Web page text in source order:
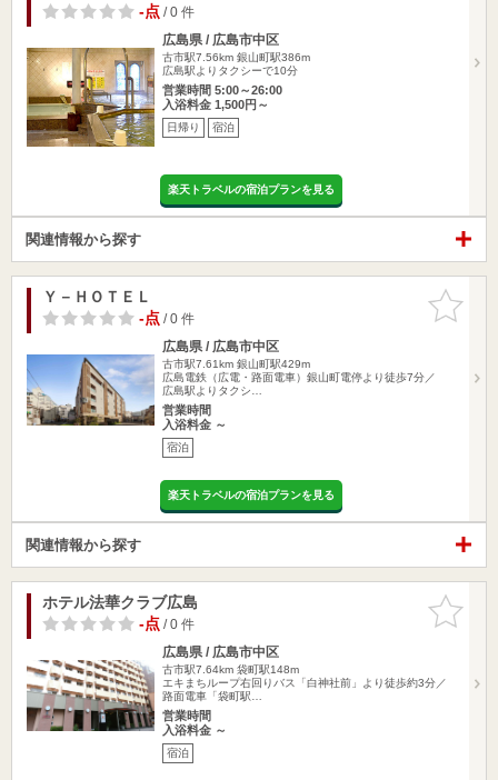
-点/ 0 件
広島県 / 広島市中区
古市駅7.56km 銀山町駅386m
広島駅よりタクシーで10分
営業時間 5:00～26:00
入浴料金 1,500円～
日帰り 宿泊
楽天トラベルの宿泊プランを見る
関連情報から探す
お気に入
りに追加
Ｙ－ＨＯＴＥＬ
-点/ 0 件
広島県 / 広島市中区
古市駅7.61km 銀山町駅429m
広島電鉄（広電・路面電車）銀山町電停より徒歩7分／
広島駅よりタクシ…
営業時間
入浴料金 ～
宿泊
楽天トラベルの宿泊プランを見る
関連情報から探す
お気に入
りに追加
ホテル法華クラブ広島
-点/ 0 件
広島県 / 広島市中区
古市駅7.64km 袋町駅148m
エキまちループ右回りバス「白神社前」より徒歩約3分／
路面電車「袋町駅…
営業時間
入浴料金 ～
宿泊